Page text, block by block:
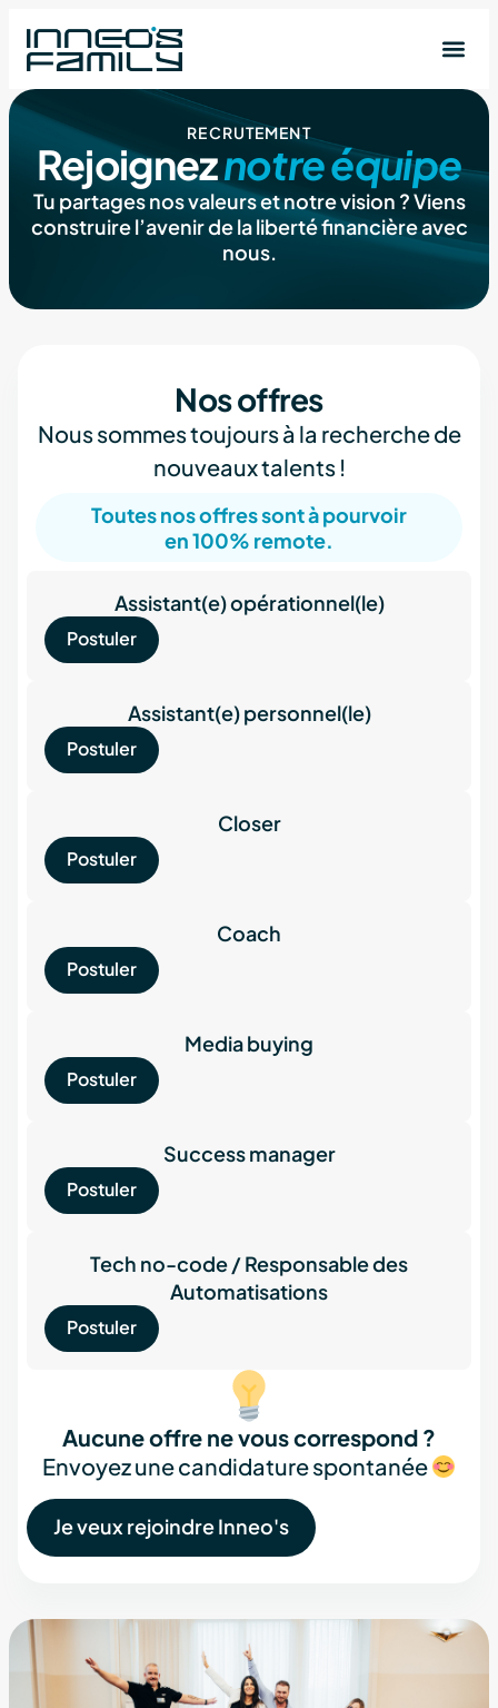
RECRUTEMENT
Rejoigneznotre équipe
Tu partages nos valeurs et notre vision ? Viens
construire l’avenir de la liberté financière avec
nous.
Nos offres
Nous sommes toujours à la recherche de
nouveaux talents !
Toutes nos offres sont à pourvoir
en 100% remote.
Assistant(e) opérationnel(le)
Postuler
Assistant(e) personnel(le)
Postuler
Closer
Postuler
Coach
Postuler
Media buying
Postuler
Success manager
Postuler
Tech no-code / Responsable des
Automatisations
Postuler
Aucune offre ne vous correspond ?
Envoyez une candidature spontanée
Je veux rejoindre Inneo's